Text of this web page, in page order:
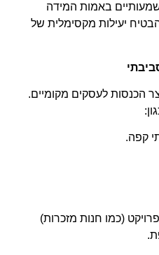
באמות המידה
יעילות מקסימלית של
הכנסות לעסקים מקומיים.
קפה.
(כמו חנות מזכרות)